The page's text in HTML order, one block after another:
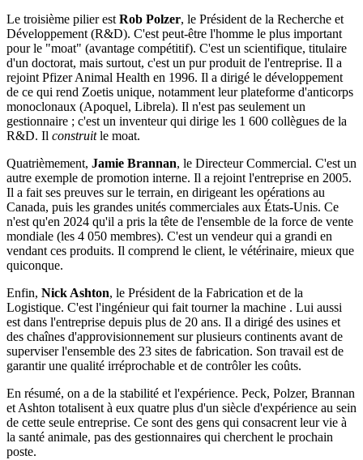
Le troisième pilier est Rob Polzer, le Président de la Recherche et
Développement (R&D). C'est peut-être l'homme le plus important
pour le "moat" (avantage compétitif). C'est un scientifique, titulaire
d'un doctorat, mais surtout, c'est un pur produit de l'entreprise. Il a
rejoint Pfizer Animal Health en 1996. Il a dirigé le développement
de ce qui rend Zoetis unique, notamment leur plateforme d'anticorps
monoclonaux (Apoquel, Librela). Il n'est pas seulement un
gestionnaire ; c'est un inventeur qui dirige les 1 600 collègues de la
R&D. Il construitle moat.
Quatrièmement, Jamie Brannan, le Directeur Commercial. C'est un
autre exemple de promotion interne. Il a rejoint l'entreprise en 2005.
Il a fait ses preuves sur le terrain, en dirigeant les opérations au
Canada, puis les grandes unités commerciales aux États-Unis. Ce
n'est qu'en 2024 qu'il a pris la tête de l'ensemble de la force de vente
mondiale (les 4 050 membres). C'est un vendeur qui a grandi en
vendant ces produits. Il comprend le client, le vétérinaire, mieux que
quiconque.
Enfin, Nick Ashton, le Président de la Fabrication et de la
Logistique. C'est l'ingénieur qui fait tourner la machine . Lui aussi
est dans l'entreprise depuis plus de 20 ans. Il a dirigé des usines et
des chaînes d'approvisionnement sur plusieurs continents avant de
superviser l'ensemble des 23 sites de fabrication. Son travail est de
garantir une qualité irréprochable et de contrôler les coûts.
En résumé, on a de la stabilité et l'expérience. Peck, Polzer, Brannan
et Ashton totalisent à eux quatre plus d'un siècle d'expérience au sein
de cette seule entreprise. Ce sont des gens qui consacrent leur vie à
la santé animale, pas des gestionnaires qui cherchent le prochain
poste.